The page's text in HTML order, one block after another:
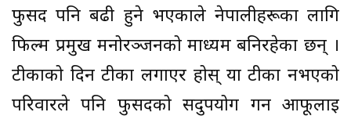
फुर्सद पनि बढी हुने भएकाले नेपालीहरूका लागि
फिल्म प्रमुख मनोरञ्जनको माध्यम बनिरहेका छन् ।
टीकाको दिन टीका लगाएर होस् या टीका नभएको
परिवारले पनि फुर्सदको सदुपयोग गर्न आफूलाई